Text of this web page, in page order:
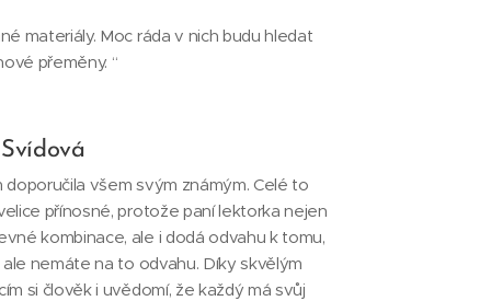
materiály. Moc ráda v nich budu hledat
přeměny. “
doporučila všem svým známým. Celé to
přínosné, protože paní lektorka nejen
kombinace, ale i dodá odvahu k tomu,
nemáte na to odvahu. Díky skvělým
si člověk i uvědomí, že každý má svůj